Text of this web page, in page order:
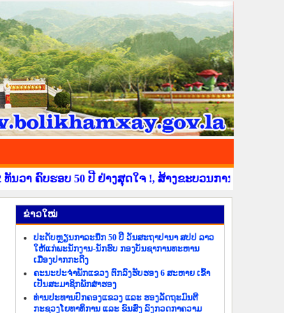
ບຮອບ 50 ປີ ຢ່າງສຸດໃຈ !, ສ້າງຂະບວນການຂໍ່ານັບຮັບຕ້ອນ ວັ
​ຂ່າວ​ໃໝ່
ປະດັບຫຼຽນກາລະນຶກ 50 ປີ ວັນສະຖາປານາ ສປປ ລາວ
ໃຫ້ແກ່ພະນັກງານ-ນັກຮົບ ກອງບັນຊາການທະຫານ
ເມືອງປາກກະດິງ
ຄະນະປະຈຳພັກແຂວງ ຕົກລົງຮັບຮອງ 6 ສະຫາຍ ເຂົ້າ
ເປັນສະມາຊິກພັກສຳຮອງ
ທ່ານປະທານປົກຄອງແຂວງ ແລະ ຮອງລັດຖະມົນຕີ
ກະຊວງໂຍທາທິການ ແລະ ຂົນສົ່ງ ລົງກວດກາຄວາມ